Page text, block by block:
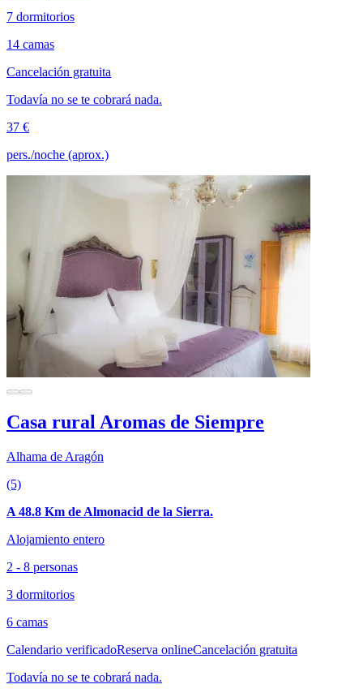
7 dormitorios
14 camas
Cancelación gratuita
Todavía no se te cobrará nada.
37 €
pers./noche (aprox.)
Casa rural Aromas de Siempre
Alhama de Aragón
(5)
A 48.8 Km de Almonacid de la Sierra.
Alojamiento entero
2 - 8 personas
3 dormitorios
6 camas
Calendario verificadoReserva onlineCancelación gratuita
Todavía no se te cobrará nada.